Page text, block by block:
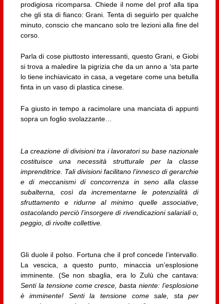
prodigiosa ricomparsa. Chiede il nome del prof alla tipa
che gli sta di fianco: Grani. Tenta di seguirlo per qualche
minuto, conscio che mancano solo tre lezioni alla fine del
corso.
Parla di cose piuttosto interessanti, questo Grani, e Giobi
si trova a maledire la pigrizia che da un anno a ‘sta parte
lo tiene inchiavicato in casa, a vegetare come una betulla
finta in un vaso di plastica cinese.
Fa giusto in tempo a racimolare una manciata di appunti
sopra un foglio svolazzante…
La creazione di divisioni tra i lavoratori su base nazionale
costituisce una necessità strutturale per la classe
imprenditrice. Tali divisioni facilitano l’innesco di gerarchie
e di meccanismi di concorrenza in seno alla classe
subalterna, così da incrementarne le potenzialità di
sfruttamento e ridurne al minimo quelle associative,
ostacolando perciò l’insorgere di rivendicazioni salariali o,
peggio, di rivolte collettive.
Gli duole il polso. Fortuna che il prof concede l’intervallo.
La vescica, a questo punto, minaccia un’esplosione
imminente. (Se non sbaglia, era lo Zulù che cantava:
Senti la tensione come cresce, basta niente: l’esplosione
è imminente! Senti la tensione come sale, sta per